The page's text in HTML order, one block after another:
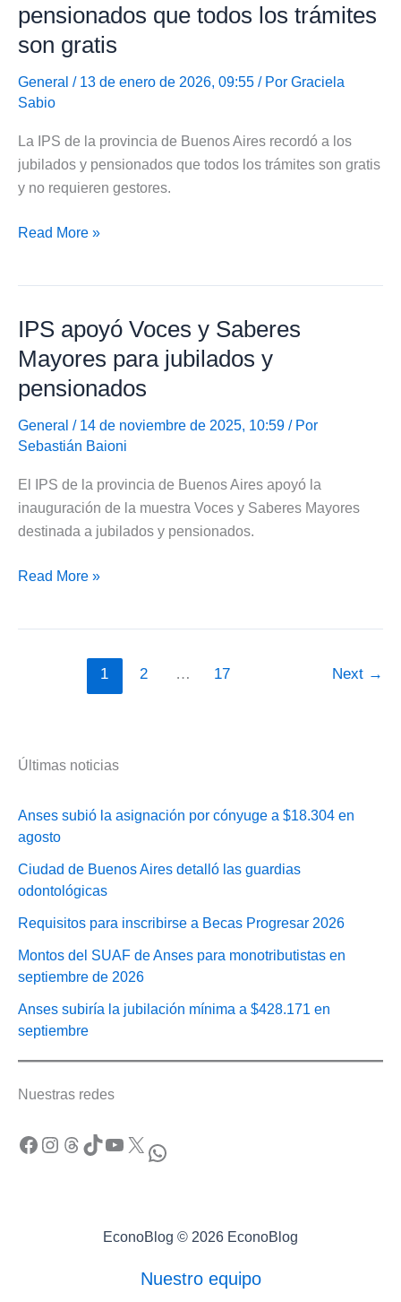
pensionados
en
complejo
termal
pensionados que todos los trámites
son gratis
General / 13 de enero de 2026, 09:55 / Por Graciela
Sabio
La IPS de la provincia de Buenos Aires recordó a los
jubilados y pensionados que todos los trámites son gratis
y no requieren gestores.
IPS
y
pensionados
que
todos
los
trámites
gratis
Read More »
IPS apoyó Voces y Saberes
Mayores para jubilados y
pensionados
General / 14 de noviembre de 2025, 10:59 / Por
Sebastián Baioni
El IPS de la provincia de Buenos Aires apoyó la
inauguración de la muestra Voces y Saberes Mayores
destinada a jubilados y pensionados.
IPS
y
Read More »
1 2 … 17 Next →
Últimas noticias
Anses subió la asignación por cónyuge a $18.304 en
agosto
Ciudad de Buenos Aires detalló las guardias
odontológicas
Requisitos para inscribirse a Becas Progresar 2026
Montos del SUAF de Anses para monotributistas en
septiembre de 2026
Anses subiría la jubilación mínima a $428.171 en
septiembre
Nuestras redes
Facebook Instagram Threads TikTok YouTube X WhatsApp
EconoBlog © 2026 EconoBlog
Nuestro equipo